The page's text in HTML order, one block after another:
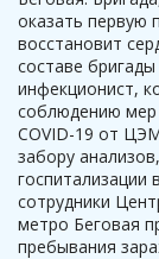
оказать первую
восстановит
составе
инфекционист,
соблюдению мер
COVID-19 от
забору
сотрудники
метро Беговая
пребывания